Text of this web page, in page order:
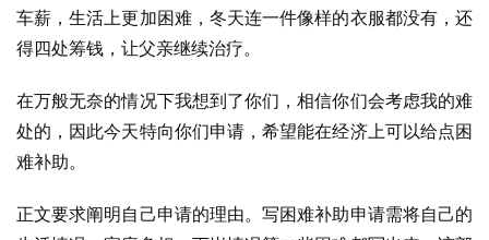
车薪，生活上更加困难，冬天连一件像样的衣服都没有，还
得四处筹钱，让父亲继续治疗。
在万般无奈的情况下我想到了你们，相信你们会考虑我的难
处的，因此今天特向你们申请，希望能在经济上可以给点困
难补助。
正文要求阐明自己申请的理由。写困难补助申请需将自己的